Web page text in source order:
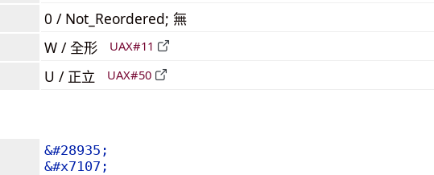
0 / Not_Reordered; 無
W / 全形 UAX#11
U / 正立 UAX#50
&#28935;
&#x7107;